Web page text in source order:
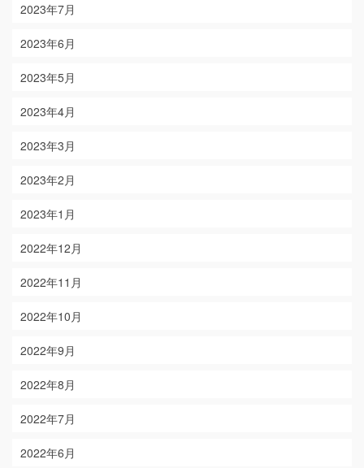
2023年7月
2023年6月
2023年5月
2023年4月
2023年3月
2023年2月
2023年1月
2022年12月
2022年11月
2022年10月
2022年9月
2022年8月
2022年7月
2022年6月